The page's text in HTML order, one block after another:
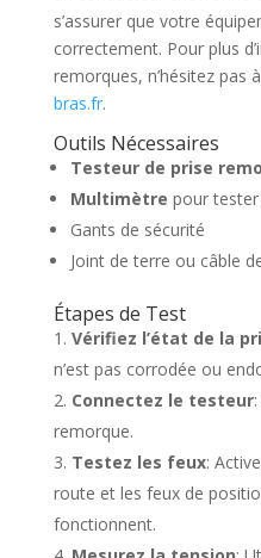
s’assurer que votre
correctement. Pour plus
remorques, n’hésitez pas
bras.fr.
Outils Nécessaires
Testeur de prise
Multimètre pour
Gants de sécurité
Joint de terre ou câble
Étapes de Test
Vérifiez l’état de la
n’est pas corrodée ou
Connectez le testeur
remorque.
Testez les feux:
route et les feux de
fonctionnent.